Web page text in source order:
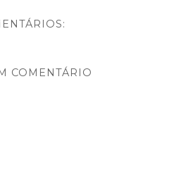
COMENTÁRIO